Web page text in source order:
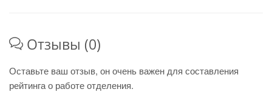
Отзывы (0)
Оставьте ваш отзыв, он очень важен для составления
рейтинга о работе отделения.